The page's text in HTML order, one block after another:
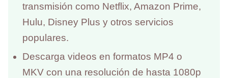
transmisión como Netflix, Amazon Prime,
Hulu, Disney Plus y otros servicios
populares.
Descarga videos en formatos MP4 o
MKV con una resolución de hasta 1080p